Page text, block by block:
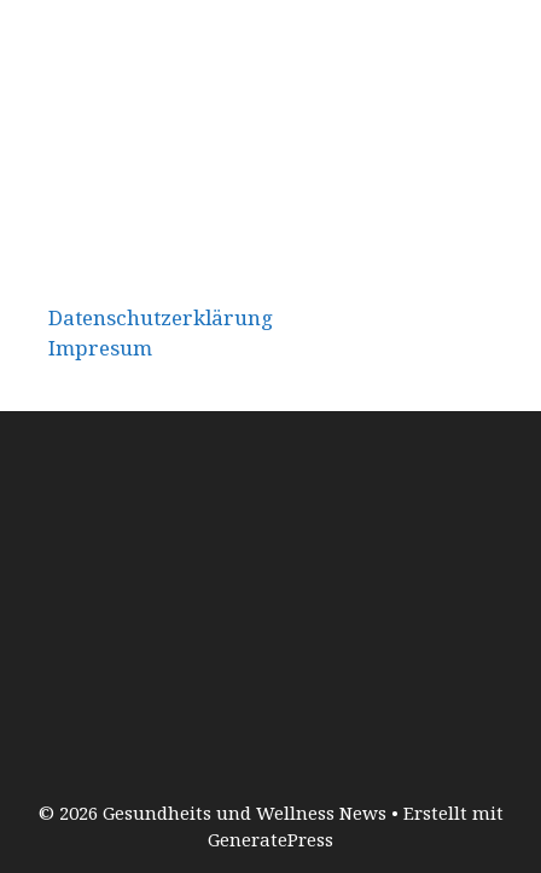
Datenschutzerklärung
Impresum
© 2026 Gesundheits und Wellness News • Erstellt mit
GeneratePress